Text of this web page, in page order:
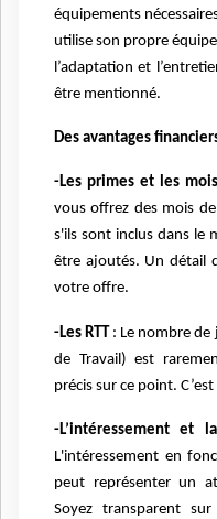
équipements
utilise son propre
l’adaptation et
être mentionné.
Des avantages
-Les primes et les
vous offrez des mois
s'ils sont inclus dans le
être ajoutés. Un détail
votre offre.
-Les RTT: Le nombre de
de Travail) est
précis sur ce point.
-L’intéressement et
L'intéressement en
peut représenter un
Soyez transparent